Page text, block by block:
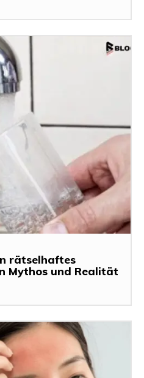
rätselhaftes
Mythos und Realität